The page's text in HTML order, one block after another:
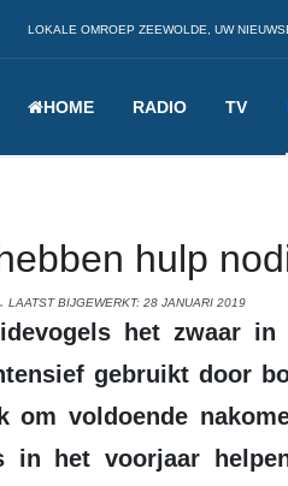
LOKALE OMROEP ZEEWOLDE, UW
HOME RADIO TV
hulp
LAATST BIJGEWERKT: 28 JANUARI 2019
gebruikt door
om voldoende
in het voorjaar